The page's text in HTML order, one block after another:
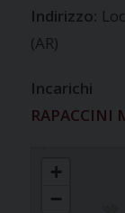
Indirizzo:
(AR)
Incarichi
RAPACCINI
+
−